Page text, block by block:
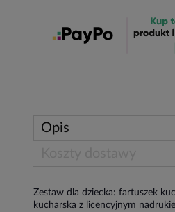
Opis
Zestaw dla dziecka: fartuszek
kucharska z licencyjnym